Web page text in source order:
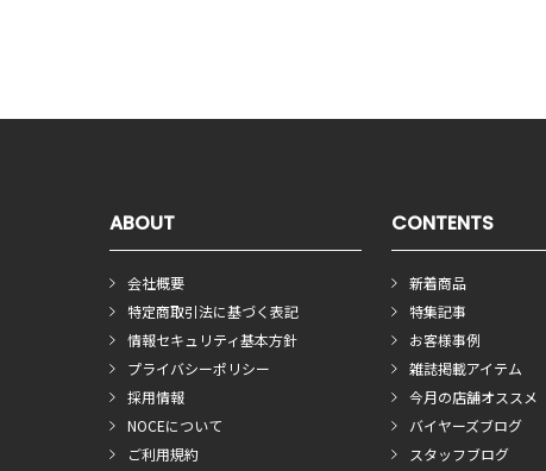
ABOUT
会社概要
特定商取引法に基づく表記
情報セキュリティ基本方針
プライバシーポリシー
採用情報
NOCEについて
ご利用規約
CONTENTS
新着商品
特集記事
お客様事例
雑誌掲載アイテム
今月の店舗オススメ
バイヤーズブログ
スタッフブログ